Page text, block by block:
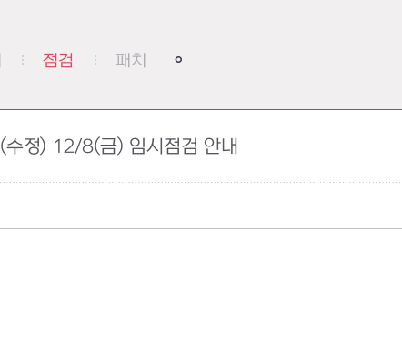
점검 패치
(수정) 12/8(금) 임시점검 안내